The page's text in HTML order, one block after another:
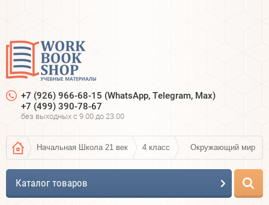
+7 (926) 966-68-15 (WhatsApp, Telegram, Max)
+7 (499) 390-78-67
без выходных c 9.00 до 23.00
Начальная Школа 21 век 4 класс Окружающий мир
Каталог товаров